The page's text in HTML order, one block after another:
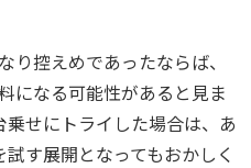
り控えめであったならば、
になる可能性があると見ま
せにトライした場合は、あ
す展開となってもおかしく